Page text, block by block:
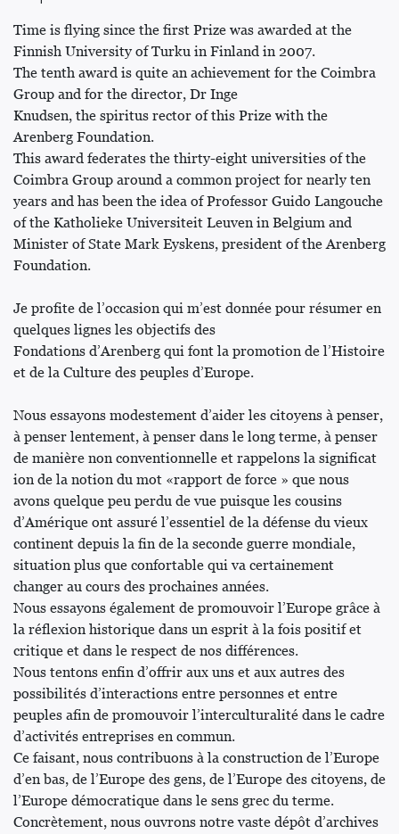
Time is flying since the first Prize was awarded at the
Finnish University of Turku in Finland in 2007.
The tenth award is quite an achievement for the Coimbra
Group and for the director, Dr Inge
Knudsen, the spiritus rector of this Prize with the
Arenberg Foundation.
This award federates the thirty-eight universities of the
Coimbra Group around a common project for nearly ten
years and has been the idea of Professor Guido Langouche
of the Katholieke Universiteit Leuven in Belgium and
Minister of State Mark Eyskens, president of the Arenberg
Foundation.
Je profite de l’occasion qui m’est donnée pour résumer en
quelques lignes les objectifs des
Fondations d’Arenberg qui font la promotion de l’Histoire
et de la Culture des peuples d’Europe.
Nous essayons modestement d’aider les citoyens à penser,
à penser lentement, à penser dans le long terme, à penser
de manière non conventionnelle et rappelons la significat
ion de la notion du mot «rapport de force » que nous
avons quelque peu perdu de vue puisque les cousins
d’Amérique ont assuré l’essentiel de la défense du vieux
continent depuis la fin de la seconde guerre mondiale,
situation plus que confortable qui va certainement
changer au cours des prochaines années.
Nous essayons également de promouvoir l’Europe grâce à
la réflexion historique dans un esprit à la fois positif et
critique et dans le respect de nos différences.
Nous tentons enfin d’offrir aux uns et aux autres des
possibilités d’interactions entre personnes et entre
peuples afin de promouvoir l’interculturalité dans le cadre
d’activités entreprises en commun.
Ce faisant, nous contribuons à la construction de l’Europe
d’en bas, de l’Europe des gens, de l’Europe des citoyens, de
l’Europe démocratique dans le sens grec du terme.
Concrètement, nous ouvrons notre vaste dépôt d’archives